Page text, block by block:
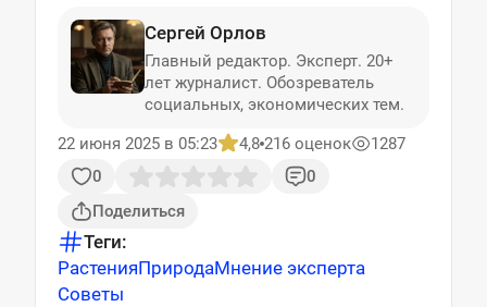
Сергей Орлов
Главный редактор. Эксперт. 20+
лет журналист. Обозреватель
социальных, экономических тем.
22 июня 2025 в 05:23
4,8 216 оценок
1287
0
0
Поделиться
Теги:
РастенияПриродаМнение эксперта
Советы